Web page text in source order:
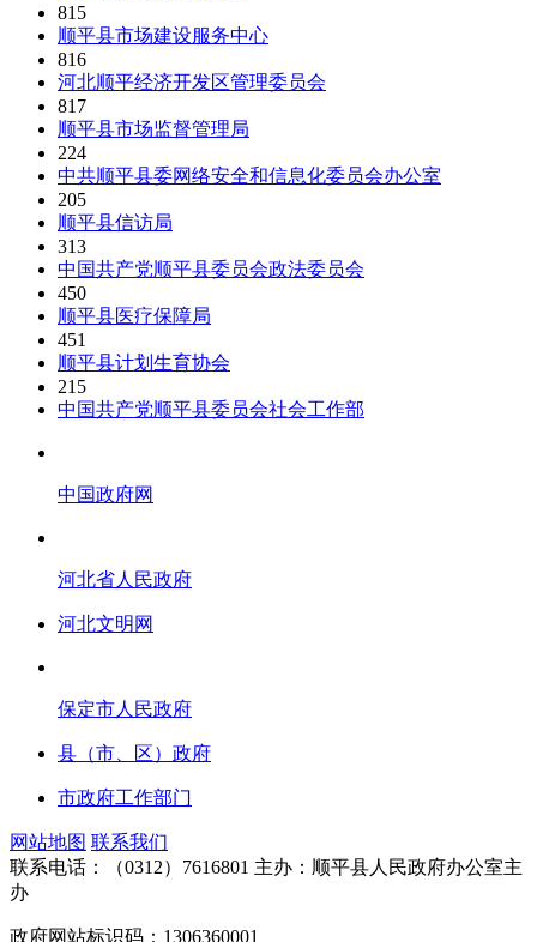
815
顺平县市场建设服务中心
816
河北顺平经济开发区管理委员会
817
顺平县市场监督管理局
224
中共顺平县委网络安全和信息化委员会办公室
205
顺平县信访局
313
中国共产党顺平县委员会政法委员会
450
顺平县医疗保障局
451
顺平县计划生育协会
215
中国共产党顺平县委员会社会工作部
中国政府网
河北省人民政府
河北文明网
保定市人民政府
县（市、区）政府
市政府工作部门
网站地图 联系我们
联系电话：（0312）7616801 主办：顺平县人民政府办公室主
办
政府网站标识码：1306360001